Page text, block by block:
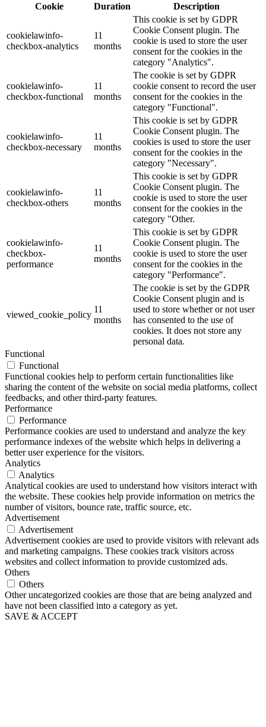
Cookie
Duration Description
cookielawinfo-
checkbox-analytics
11
months
This cookie is set by GDPR
Cookie Consent plugin. The
cookie is used to store the user
consent for the cookies in the
category "Analytics".
cookielawinfo-
checkbox-functional
11
months
The cookie is set by GDPR
cookie consent to record the user
consent for the cookies in the
category "Functional".
cookielawinfo-
checkbox-necessary
11
months
This cookie is set by GDPR
Cookie Consent plugin. The
cookies is used to store the user
consent for the cookies in the
category "Necessary".
cookielawinfo-
checkbox-others
11
months
This cookie is set by GDPR
Cookie Consent plugin. The
cookie is used to store the user
consent for the cookies in the
category "Other.
cookielawinfo-
checkbox-
performance
11
months
This cookie is set by GDPR
Cookie Consent plugin. The
cookie is used to store the user
consent for the cookies in the
category "Performance".
viewed_cookie_policy
11
months
The cookie is set by the GDPR
Cookie Consent plugin and is
used to store whether or not user
has consented to the use of
cookies. It does not store any
personal data.
Functional
Functional
Functional cookies help to perform certain functionalities like
sharing the content of the website on social media platforms, collect
feedbacks, and other third-party features.
Performance
Performance
Performance cookies are used to understand and analyze the key
performance indexes of the website which helps in delivering a
better user experience for the visitors.
Analytics
Analytics
Analytical cookies are used to understand how visitors interact with
the website. These cookies help provide information on metrics the
number of visitors, bounce rate, traffic source, etc.
Advertisement
Advertisement
Advertisement cookies are used to provide visitors with relevant ads
and marketing campaigns. These cookies track visitors across
websites and collect information to provide customized ads.
Others
Others
Other uncategorized cookies are those that are being analyzed and
have not been classified into a category as yet.
SAVE & ACCEPT